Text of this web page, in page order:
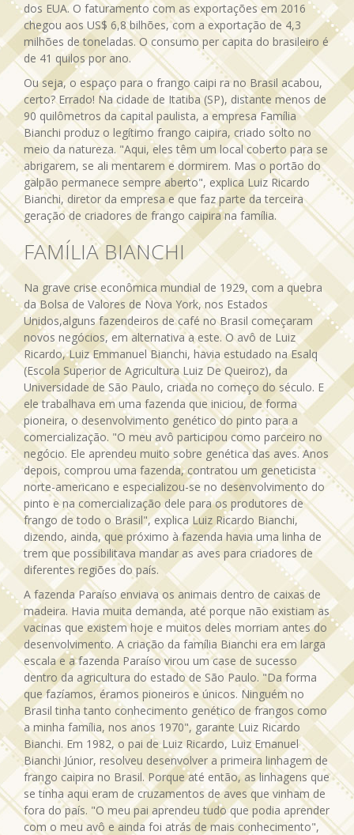
dos EUA. O faturamento com as exportações em 2016
chegou aos US$ 6,8 bilhões, com a exportação de 4,3
milhões de toneladas. O consumo per capita do brasileiro é
de 41 quilos por ano.
Ou seja, o espaço para o frango caipi ra no Brasil acabou,
certo? Errado! Na cidade de Itatiba (SP), distante menos de
90 quilômetros da capital paulista, a empresa Família
Bianchi produz o legítimo frango caipira, criado solto no
meio da natureza. "Aqui, eles têm um local coberto para se
abrigarem, se ali mentarem e dormirem. Mas o portão do
galpão permanece sempre aberto", explica Luiz Ricardo
Bianchi, diretor da empresa e que faz parte da terceira
geração de criadores de frango caipira na família.
FAMÍLIA BIANCHI
Na grave crise econômica mundial de 1929, com a quebra
da Bolsa de Valores de Nova York, nos Estados
Unidos,alguns fazendeiros de café no Brasil começaram
novos negócios, em alternativa a este. O avô de Luiz
Ricardo, Luiz Emmanuel Bianchi, havia estudado na Esalq
(Escola Superior de Agricultura Luiz De Queiroz), da
Universidade de São Paulo, criada no começo do século. E
ele trabalhava em uma fazenda que iniciou, de forma
pioneira, o desenvolvimento genético do pinto para a
comercialização. "O meu avô participou como parceiro no
negócio. Ele aprendeu muito sobre genética das aves. Anos
depois, comprou uma fazenda, contratou um geneticista
norte-americano e especializou-se no desenvolvimento do
pinto e na comercialização dele para os produtores de
frango de todo o Brasil", explica Luiz Ricardo Bianchi,
dizendo, ainda, que próximo à fazenda havia uma linha de
trem que possibilitava mandar as aves para criadores de
diferentes regiões do país.
A fazenda Paraíso enviava os animais dentro de caixas de
madeira. Havia muita demanda, até porque não existiam as
vacinas que existem hoje e muitos deles morriam antes do
desenvolvimento. A criação da família Bianchi era em larga
escala e a fazenda Paraíso virou um case de sucesso
dentro da agricultura do estado de São Paulo. "Da forma
que fazíamos, éramos pioneiros e únicos. Ninguém no
Brasil tinha tanto conhecimento genético de frangos como
a minha família, nos anos 1970", garante Luiz Ricardo
Bianchi. Em 1982, o pai de Luiz Ricardo, Luiz Emanuel
Bianchi Júnior, resolveu desenvolver a primeira linhagem de
frango caipira no Brasil. Porque até então, as linhagens que
se tinha aqui eram de cruzamentos de aves que vinham de
fora do país. "O meu pai aprendeu tudo que podia aprender
com o meu avô e ainda foi atrás de mais conhecimento",